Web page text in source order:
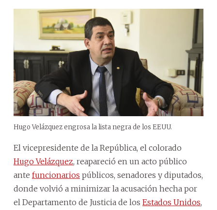
Hugo Velázquez engrosa la lista negra de los EEUU.
El vicepresidente de la República, el colorado
Hugo Velázquez, reapareció en un acto público
ante funcionarios públicos, senadores y diputados,
donde volvió a minimizar la acusación hecha por
el Departamento de Justicia de los Estados Unidos,